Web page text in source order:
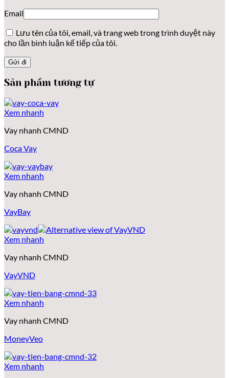
Email
Lưu tên của tôi, email, và trang web trong trình duyệt này
cho lần bình luận kế tiếp của tôi.
Sản phẩm tương tự
Xem nhanh
Vay nhanh CMND
Coca Vay
Xem nhanh
Vay nhanh CMND
VayBay
Xem nhanh
Vay nhanh CMND
VayVND
Xem nhanh
Vay nhanh CMND
MoneyVeo
Xem nhanh